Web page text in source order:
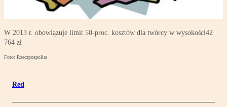
W 2013 r. obowiązuje limit 50-proc. kosztów dla twórcy w wysokości42
764 zł
Foto: Rzeczpospolita
Red